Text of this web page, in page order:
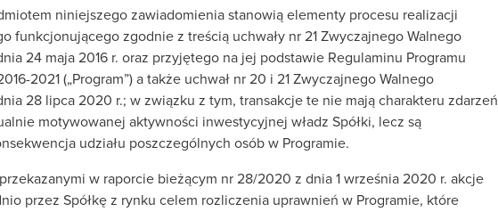
niniejszego zawiadomienia stanowią elementy procesu realizacji
funkcjonującego zgodnie z treścią uchwały nr 21 Zwyczajnego Walnego
24 maja 2016 r. oraz przyjętego na jej podstawie Regulaminu Programu
2021 („Program”) a także uchwał nr 20 i 21 Zwyczajnego Walnego
28 lipca 2020 r.; w związku z tym, transakcje te nie mają charakteru zdarzeń
motywowanej aktywności inwestycyjnej władz Spółki, lecz są
udziału poszczególnych osób w Programie.
w raporcie bieżącym nr 28/2020 z dnia 1 września 2020 r. akcje
przez Spółkę z rynku celem rozliczenia uprawnień w Programie, które